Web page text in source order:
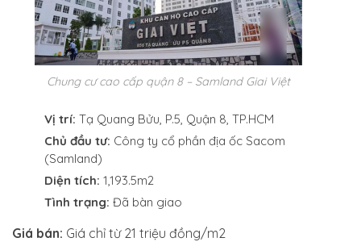
Chung cư cao cấp quận 8 – Samland Giai Việt
Vị trí: Tạ Quang Bửu, P.5, Quận 8, TP.HCM
Chủ đầu tư: Công ty cổ phần địa ốc Sacom
(Samland)
Diện tích: 1,193.5m2
Tình trạng: Đã bàn giao
Giá bán: Giá chỉ từ 21 triệu đồng/m2